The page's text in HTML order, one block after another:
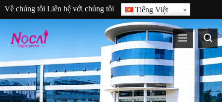
Về chúng tôi Liên hệ với chúng tôi Tiếng Việt